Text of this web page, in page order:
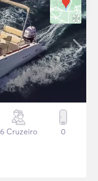
6 Cruzeiro 0